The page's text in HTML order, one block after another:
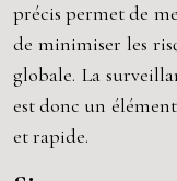
précis permet de
de minimiser les
globale. La
est donc un
et rapide.